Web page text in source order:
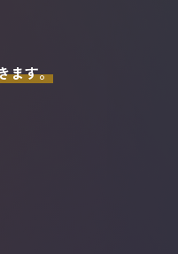
ます。